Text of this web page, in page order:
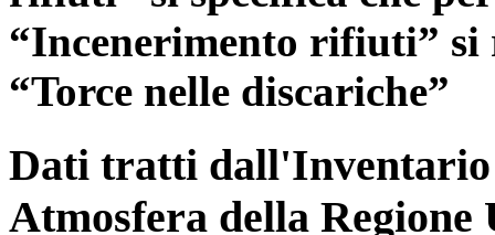
“Incenerimento rifiuti”
“Torce nelle discariche”
Dati tratti dall'Inventario
Atmosfera della